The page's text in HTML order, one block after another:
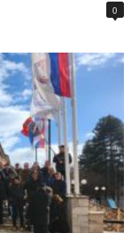
0